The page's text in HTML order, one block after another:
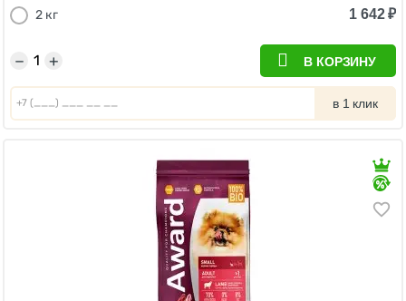
2 кг
1 642₽
+
− В КОРЗИНУ
в 1 клик